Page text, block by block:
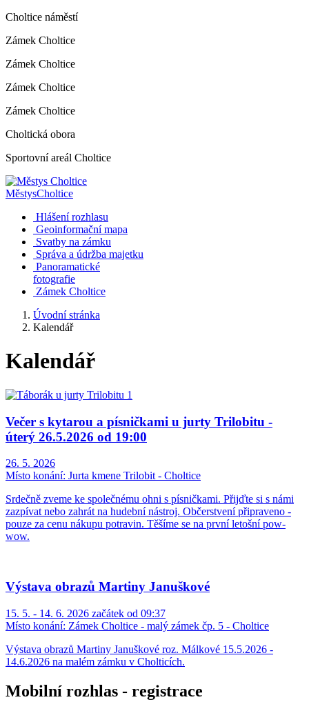
Choltice náměstí
Zámek Choltice
Zámek Choltice
Zámek Choltice
Zámek Choltice
Choltická obora
Sportovní areál Choltice
MěstysCholtice
Hlášení rozhlasu
Geoinformační mapa
Svatby na zámku
Správa a údržba majetku
Panoramatické
fotografie
Zámek Choltice
Úvodní stránka
Kalendář
Kalendář
Večer s kytarou a písničkami u jurty Trilobitu -
úterý 26.5.2026 od 19:00
26. 5. 2026
Místo konání: Jurta kmene Trilobit - Choltice
Srdečně zveme ke společnému ohni s písničkami. Přijďte si s námi
zazpívat nebo zahrát na hudební nástroj. Občerstvení připraveno -
pouze za cenu nákupu potravin. Těšíme se na první letošní pow-
wow.
Výstava obrazů Martiny Januškové
15. 5. - 14. 6. 2026 začátek od 09:37
Místo konání: Zámek Choltice - malý zámek čp. 5 - Choltice
Výstava obrazů Martiny Januškové roz. Málkové 15.5.2026 -
14.6.2026 na malém zámku v Cholticích.
Mobilní rozhlas - registrace